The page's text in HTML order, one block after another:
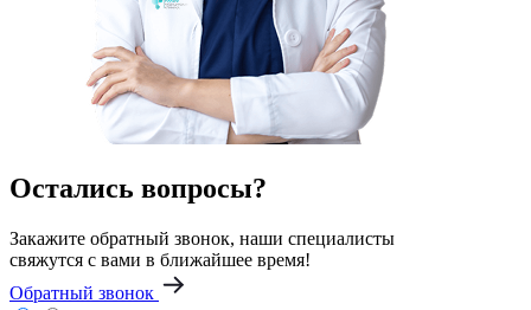
Остались вопросы?
Закажите обратный звонок, наши специалисты
свяжутся с вами в ближайшее время!
Обратный звонок